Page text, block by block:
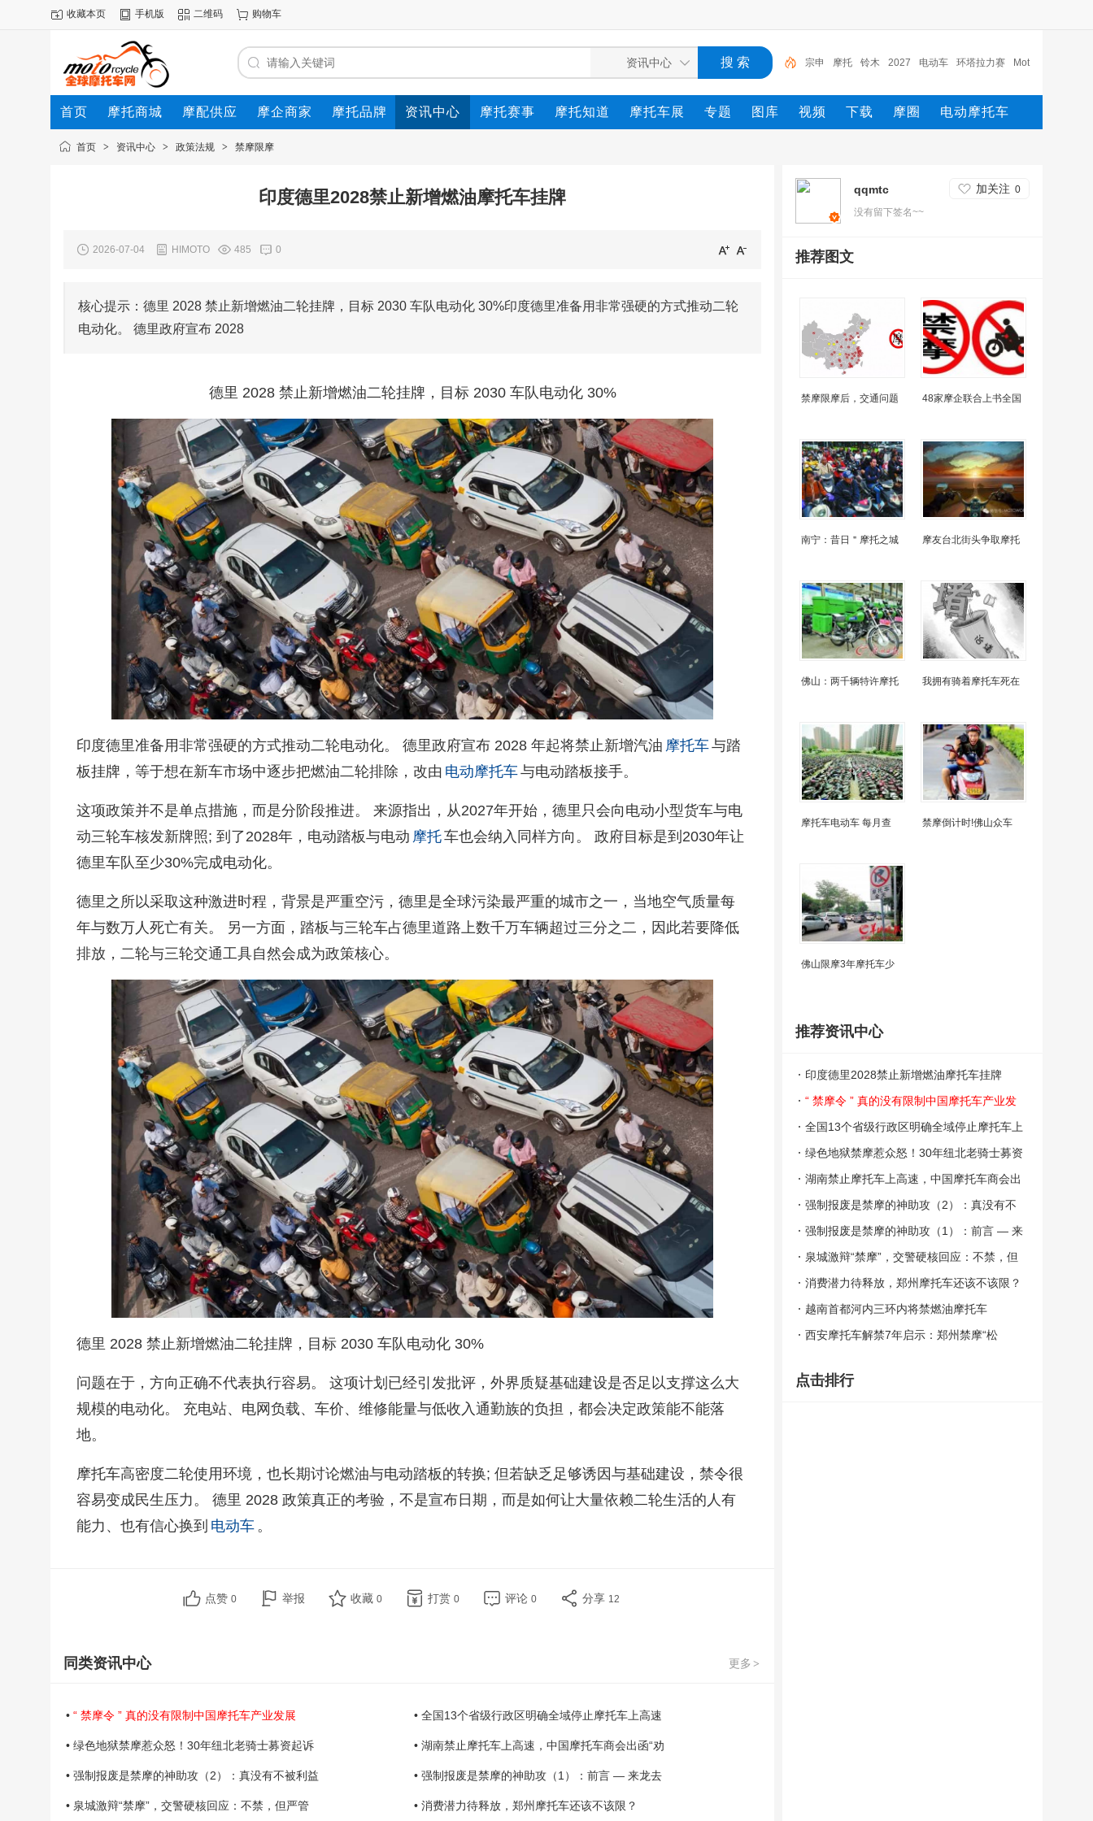
收藏本页 手机版 二维码 购物车
宗申 摩托 铃木 2027 电动车 环塔拉力赛 Mot
o2 MXGP Moto3 yamaha
首页 摩托商城 摩配供应 摩企商家 摩托品牌 资讯中心 摩托赛事 摩托知道 摩托车展 专题 图库 视频 下载 摩圈 电动摩托车
动态首页 > 资讯中心 > 政策法规 > 禁摩限摩
印度德里2028禁止新增燃油摩托车挂牌
2026-07-04 HIMOTO 485 0
核心提示：德里 2028 禁止新增燃油二轮挂牌，目标 2030 车队电动化 30%印度德里准备用非常强硬的方式推动二轮
电动化。 德里政府宣布 2028
德里 2028 禁止新增燃油二轮挂牌，目标 2030 车队电动化 30%
印度德里准备用非常强硬的方式推动二轮电动化。 德里政府宣布 2028 年起将禁止新增汽油 摩托车与踏
板挂牌，等于想在新车市场中逐步把燃油二轮排除，改由 电动摩托车与电动踏板接手。
这项政策并不是单点措施，而是分阶段推进。 来源指出，从2027年开始，德里只会向电动小型货车与电
动三轮车核发新牌照; 到了2028年，电动踏板与电动 摩托车也会纳入同样方向。 政府目标是到2030年让
德里车队至少30%完成电动化。
德里之所以采取这种激进时程，背景是严重空污，德里是全球污染最严重的城市之一，当地空气质量每
年与数万人死亡有关。 另一方面，踏板与三轮车占德里道路上数千万车辆超过三分之二，因此若要降低
排放，二轮与三轮交通工具自然会成为政策核心。
德里 2028 禁止新增燃油二轮挂牌，目标 2030 车队电动化 30%
问题在于，方向正确不代表执行容易。 这项计划已经引发批评，外界质疑基础建设是否足以支撑这么大
规模的电动化。 充电站、电网负载、车价、维修能量与低收入通勤族的负担，都会决定政策能不能落
地。
摩托车高密度二轮使用环境，也长期讨论燃油与电动踏板的转换; 但若缺乏足够诱因与基础建设，禁令很
容易变成民生压力。 德里 2028 政策真正的考验，不是宣布日期，而是如何让大量依赖二轮生活的人有
能力、也有信心换到 电动车 。
点赞 0 举报 收藏 0 打赏 0 评论 0 分享 12
更多 >
同类资讯中心
• “ 禁摩令 ” 真的没有限制中国摩托车产业发展 • 全国13个省级行政区明确全域停止摩托车上高速
• 绿色地狱禁摩惹众怒！30年纽北老骑士募资起诉 • 湖南禁止摩托车上高速，中国摩托车商会出函“劝
• 强制报废是禁摩的神助攻（2）：真没有不被利益 • 强制报废是禁摩的神助攻（1）：前言 — 来龙去
• 泉城激辩“禁摩”，交警硬核回应：不禁，但严管 • 消费潜力待释放，郑州摩托车还该不该限？
qqmtc 加关注 0
没有留下签名~~
推荐图文
禁摩限摩后，交通问题 48家摩企联合上书全国
南宁：昔日＂摩托之城 摩友台北街头争取摩托
佛山：两千辆特许摩托 我拥有骑着摩托车死在
摩托车电动车 每月查 禁摩倒计时!佛山众车
佛山限摩3年摩托车少
推荐资讯中心
印度德里2028禁止新增燃油摩托车挂牌
“ 禁摩令 ” 真的没有限制中国摩托车产业发
展了吗？
全国13个省级行政区明确全域停止摩托车上
高速
绿色地狱禁摩惹众怒！30年纽北老骑士募资
起诉
湖南禁止摩托车上高速，中国摩托车商会出
函“劝阻”
强制报废是禁摩的神助攻（2）：真没有不
被利益集团影响的规则 ？
强制报废是禁摩的神助攻（1）：前言 — 来
龙去脉
泉城激辩“禁摩”，交警硬核回应：不禁，但
严管
消费潜力待释放，郑州摩托车还该不该限？
越南首都河内三环内将禁燃油摩托车
西安摩托车解禁7年启示：郑州禁摩“松
点击排行